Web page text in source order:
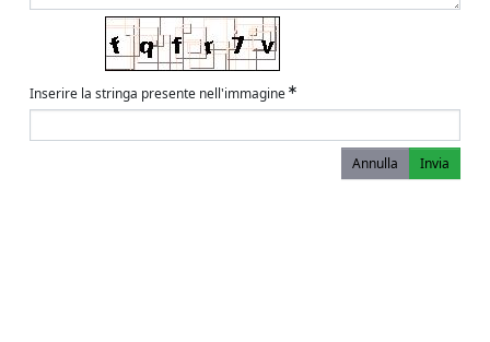
Inserire la stringa presente nell'immagine
Annulla Invia